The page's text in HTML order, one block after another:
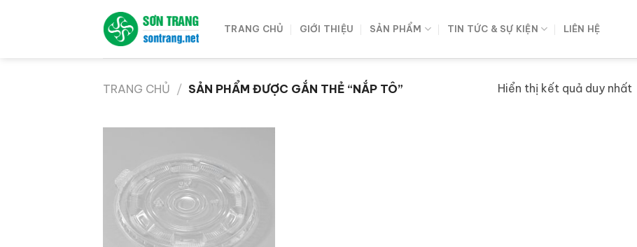
TRANG CHỦ GIỚI THIỆU SẢN PHẨM TIN TỨC & SỰ KIỆN LIÊN HỆ
TRANG CHỦ / SẢN PHẨM ĐƯỢC GẮN THẺ “NẮP TÔ” Hiển thị kết quả duy nhất